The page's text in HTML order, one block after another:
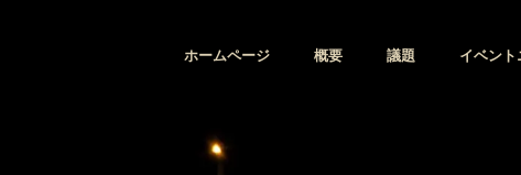
ホームページ 概要 議題 イベン